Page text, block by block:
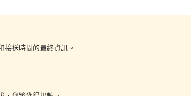
接送時間的最終資訊。